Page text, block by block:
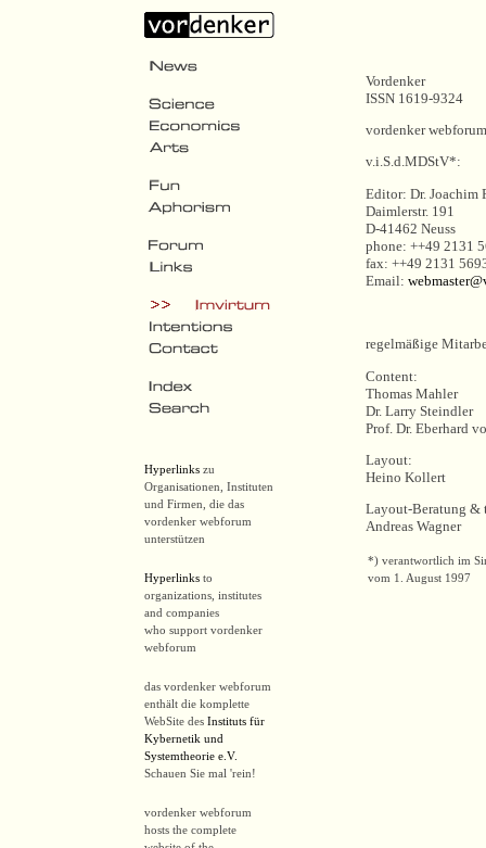
Hyperlinks zu
Organisationen, Instituten
und Firmen, die das
vordenker webforum
unterstützen
Hyperlinks to
organizations, institutes
and companies
who support vordenker
webforum
das vordenker webforum
enthält die komplette
WebSite des Instituts für
Kybernetik und
Systemtheorie e.V.
Schauen Sie mal 'rein!
vordenker webforum
hosts the complete
Vordenker
ISSN 1619-9324
vordenker webforum
v.i.S.d.MDStV*:
Editor: Dr. Joachim
Daimlerstr. 191
D-41462 Neuss
phone: ++49 2131
fax: ++49 2131
Email:
regelmäßige
Content:
Thomas Mahler
Dr. Larry Steindler
Prof. Dr. Eberhard
Layout:
Heino Kollert
Layout-Beratung &
Andreas Wagner
*) verantwortlich im
vom 1. August 1997